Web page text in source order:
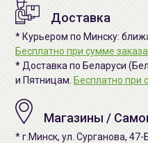
Доставка
* Курьером по Минску:
Бесплатно при сумме заказа
* Доставка по Беларуси
и Пятницам. Бесплатно при
Магазины /
* г.Минск, ул. Сурганова,